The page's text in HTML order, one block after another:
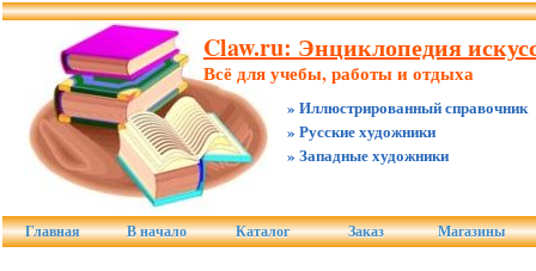
Claw.ru: Энциклопедия
Всё для учебы, работы и отдыха
» Иллюстрированный справочник
» Русские художники
» Западные художники
Главная В начало Каталог Заказ Магазины